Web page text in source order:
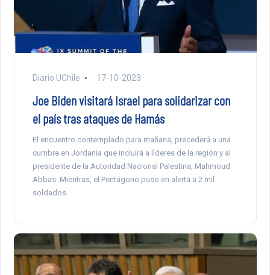
Diario UChile 17-10-2023
Joe Biden visitará Israel para solidarizar con
el país tras ataques de Hamás
El encuentro contemplado para mañana, precederá a una
cumbre en Jordania que incluirá a líderes de la región y al
presidente de la Autoridad Nacional Palestina, Mahmoud
Abbas. Mientras, el Pentágono puso en alerta a 2 mil
soldados.